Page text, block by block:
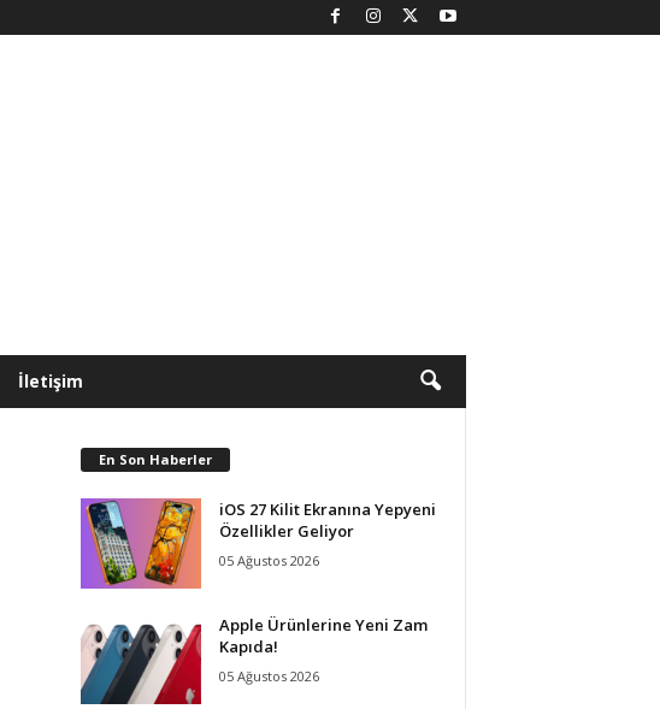
İletişim
En Son Haberler
iOS 27 Kilit Ekranına Yepyeni
Özellikler Geliyor
05 Ağustos 2026
Apple Ürünlerine Yeni Zam
Kapıda!
05 Ağustos 2026